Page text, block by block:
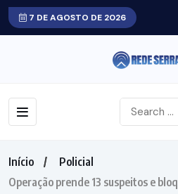
7 DE AGOSTO DE 2026
Início
Policial
Operação prende 13 suspeitos e